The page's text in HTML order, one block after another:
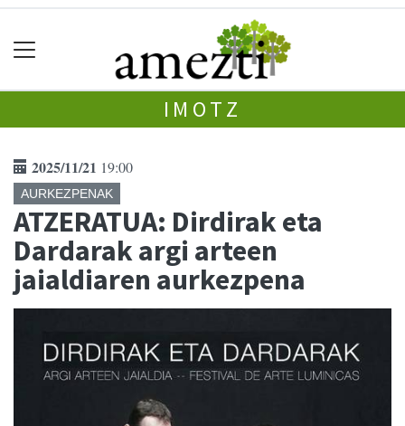
IMOTZ
2025/11/21 19:00
AURKEZPENAK
ATZERATUA: Dirdirak eta
Dardarak argi arteen
jaialdiaren aurkezpena